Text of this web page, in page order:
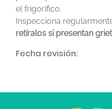
el frigorífico.
Inspecciona
retíralos si presentan
Fecha revisión: